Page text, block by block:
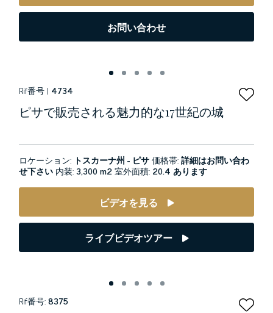
お問い合わせ
Rif番号 | 4734
ピサで販売される魅力的な17世紀の城
ロケーション: トスカーナ州 - ピサ価格帯:詳細はお問い合わ
せ下さい 内装:3,300 m2室外面積: 20.4 あります
ビデオを見る
ライブビデオツアー
Rif番号:8375